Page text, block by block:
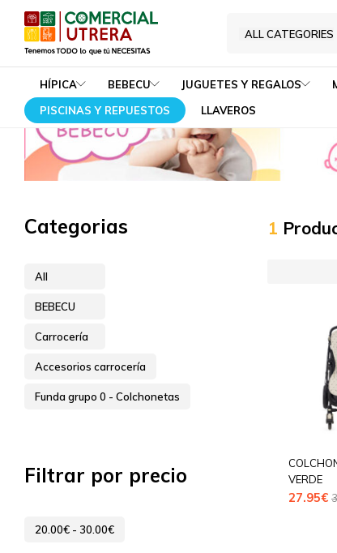
Comercial
Utrera
Tenemos
TODO
lo
que
NECESITAS
ALL CATEGORIES
HÍPICA BEBECU JUGUETES Y REGALOS
PISCINAS Y REPUESTOS
LLAVEROS
Home BEBECU Carrocería
1
VERDE
27.95€
Categorias
All
BEBECU
Carrocería
Accesorios carrocería
Funda grupo 0 - Colchonetas
Filtrar por precio
20.00€ - 30.00€